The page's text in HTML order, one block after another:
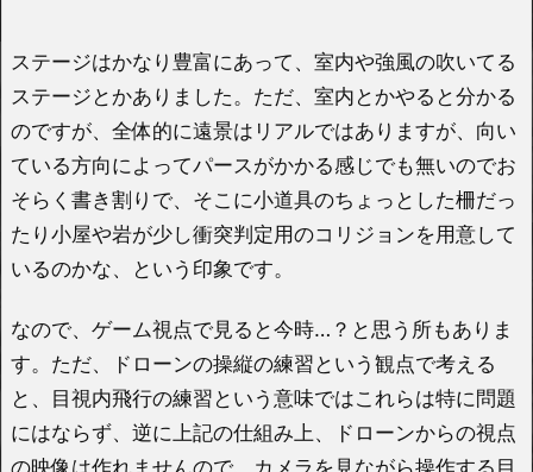
ステージはかなり豊富にあって、室内や強風の吹いてる
ステージとかありました。ただ、室内とかやると分かる
のですが、全体的に遠景はリアルではありますが、向い
ている方向によってパースがかかる感じでも無いのでお
そらく書き割りで、そこに小道具のちょっとした柵だっ
たり小屋や岩が少し衝突判定用のコリジョンを用意して
いるのかな、という印象です。
なので、ゲーム視点で見ると今時…？と思う所もありま
す。ただ、ドローンの操縦の練習という観点で考える
と、目視内飛行の練習という意味ではこれらは特に問題
にはならず、逆に上記の仕組み上、ドローンからの視点